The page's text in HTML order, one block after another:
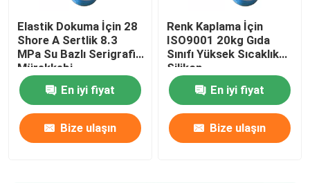
Elastik Dokuma İçin 28
Shore A Sertlik 8.3
MPa Su Bazlı Serigrafi
Mürekkebi
En iyi fiyat
Bize ulaşın
Renk Kaplama İçin
ISO9001 20kg Gıda
Sınıfı Yüksek Sıcaklık
Silikon
En iyi fiyat
Bize ulaşın